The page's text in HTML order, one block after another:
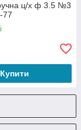
ц/х ф 3.5 №3
77
Купити